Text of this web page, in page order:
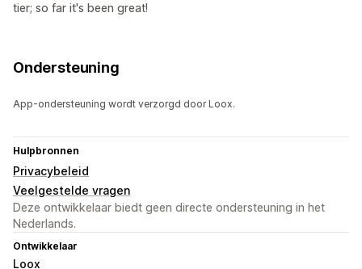
tier; so far it's been great!
Ondersteuning
App-ondersteuning wordt verzorgd door Loox.
Hulpbronnen
Privacybeleid
Veelgestelde vragen
Deze ontwikkelaar biedt geen directe ondersteuning in het
Nederlands.
Ontwikkelaar
Loox